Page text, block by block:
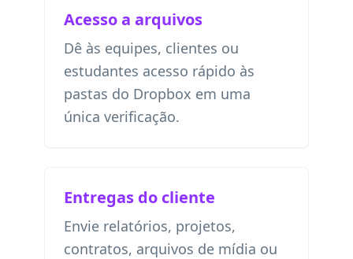
Acesso a arquivos
Dê às equipes, clientes ou
estudantes acesso rápido às
pastas do Dropbox em uma
única verificação.
Entregas do cliente
Envie relatórios, projetos,
contratos, arquivos de mídia ou